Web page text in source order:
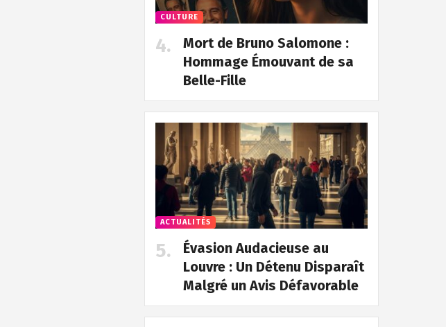
CULTURE
Mort de Bruno Salomone :
Hommage Émouvant de sa
Belle-Fille
ACTUALITÉS
Évasion Audacieuse au
Louvre : Un Détenu Disparaît
Malgré un Avis Défavorable